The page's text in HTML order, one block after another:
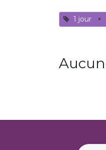
1 jour ×